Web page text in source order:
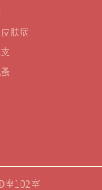
肤病
座102室